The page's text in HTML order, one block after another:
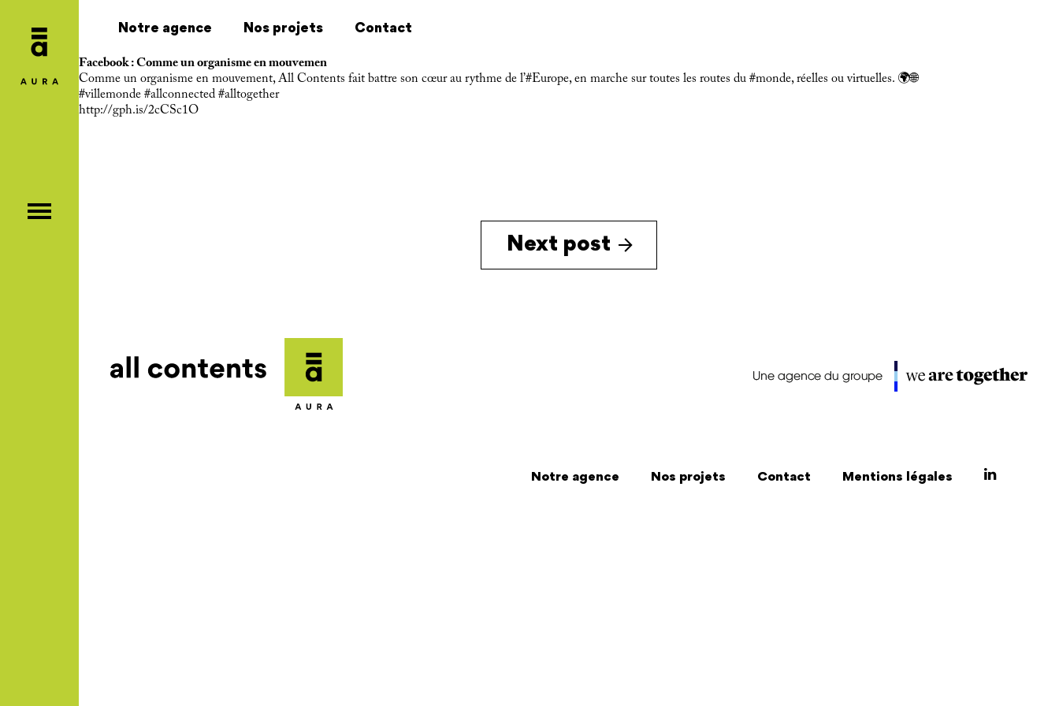
Notre agence Nos projets Contact
Facebook : Comme un organisme en mouvemen
Comme un organisme en mouvement, All Contents fait battre son cœur au rythme de l’#Europe,en marche sur toutes les routes du #monde,réelles ou virtuelles. 🌍🌐
#villemonde #allconnected #alltogether
http://gph.is/2cCSc1O
Next post
Notre agence Nos projets Contact Mentions légales